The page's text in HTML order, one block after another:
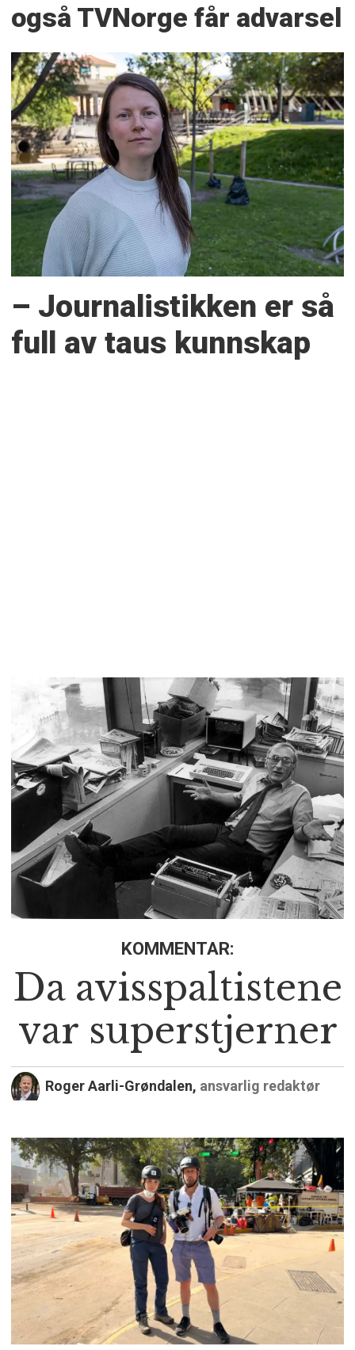
også TVNorge får advarsel
– Journalistikken er så
full av taus kunnskap
KOMMENTAR:
Da avisspaltistene
var superstjerner
Roger Aarli-Grøndalen, ansvarlig redaktør